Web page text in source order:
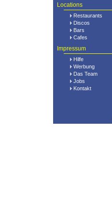
Locations
Restaurants
Discos
Bars
Cafes
Impressum
Hilfe
Werbung
Das Team
Jobs
Kontakt